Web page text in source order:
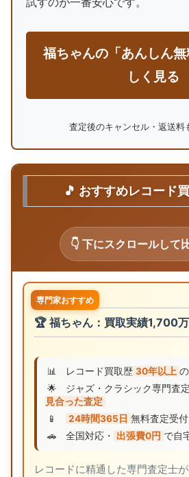
福ちゃんの「あんしん
しく見る
査定後のキャンセル・返送料
🎵 おすすめレコード
👇 下にスクロールして
🏆 福ちゃん：買取実績1,700
専門家おすすめ
📊 レコード買取歴 30年以上
🌟
ジャズ・クラシック専門査
見合った査定
📱
24時間365日 無料査定受付
🚗
全国対応・ 出張費0円 で自
レコードに精通した専門査定士